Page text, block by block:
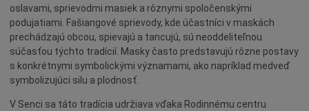
Doprava
Oznamy
Mestský úrad
Projekty
oslavami, sprievodmi masiek a rôznymi spoločenskými
podujatiami. Fašiangové sprievody, kde účastníci v maskách
prechádzajú obcou, spievajú a tancujú, sú neoddeliteľnou
súčasťou týchto tradícií. Masky často predstavujú rôzne postavy
s konkrétnymi symbolickými významami, ako napríklad medveď
symbolizujúci silu a plodnosť.
V Senci sa táto tradícia udržiava vďaka Rodinnému centru